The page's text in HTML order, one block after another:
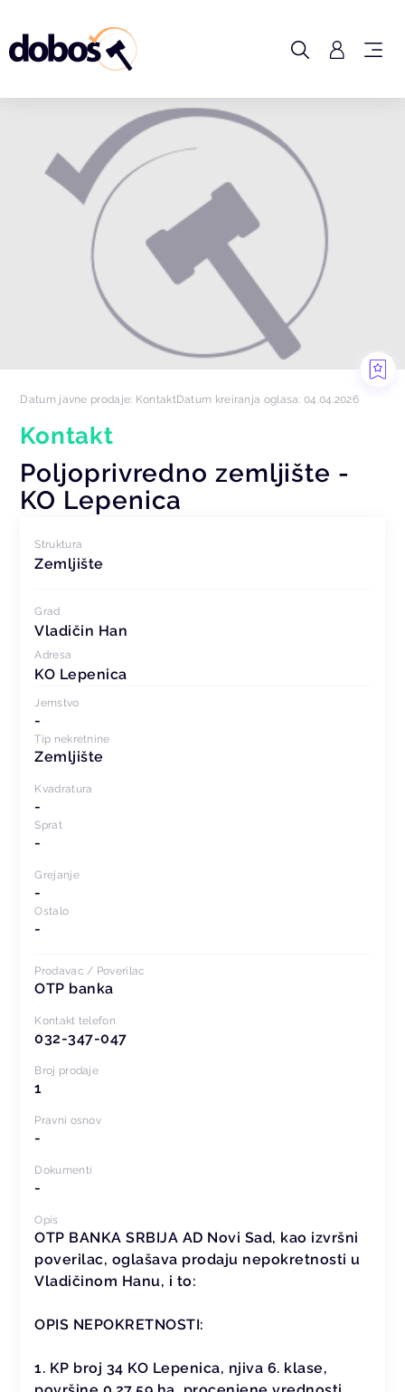
Datum javne prodaje: KontaktDatum kreiranja oglasa: 04.04.2026
Kontakt
Poljoprivredno zemljište -
KO Lepenica
Struktura
Zemljište
Grad
Vladičin Han
Adresa
KO Lepenica
Jemstvo
-
Tip nekretnine
Zemljište
Kvadratura
-
Sprat
-
Grejanje
-
Ostalo
-
Prodavac / Poverilac
OTP banka
Kontakt telefon
032-347-047
Broj prodaje
1
Pravni osnov
-
Dokumenti
-
Opis
OTP BANKA SRBIJA AD Novi Sad, kao izvršni
poverilac, oglašava prodaju nepokretnosti u
Vladičinom Hanu, i to:
OPIS NEPOKRETNOSTI:
1. KP broj 34 KO Lepenica, njiva 6. klase,